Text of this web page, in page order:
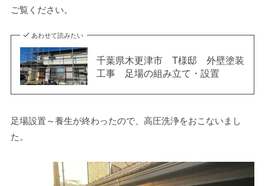
ご覧ください。
あわせて読みたい
千葉県木更津市 T様邸 外壁塗装
工事 足場の組み立て・設置
足場設置～養生が終わったので、高圧洗浄をおこないまし
た。